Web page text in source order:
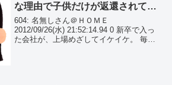
な理由で子供だけが返還されてき
たんだが…
604: 名無しさん＠ＨＯＭＥ
2012/09/26(水) 21:52:14.94 0 新卒で入っ
た会社が、上場めざしてイケイケ。 毎日